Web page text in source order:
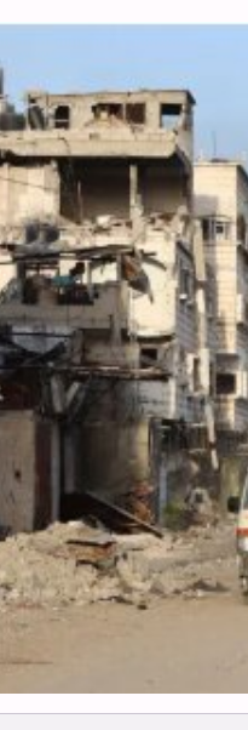
مصدر يمني: أي تحرك
السعودية باتجاه
سيتم استهدافه